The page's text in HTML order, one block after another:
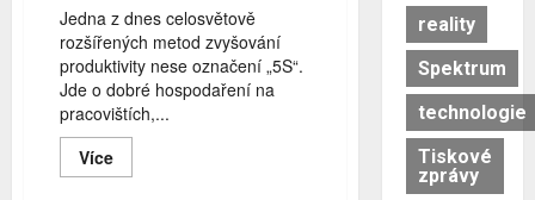
Jedna z dnes celosvětově
rozšířených metod zvyšování
produktivity nese označení „5S“.
Jde o dobré hospodaření na
pracovištích,...
VíceRead
more
CRM
reality
Spektrum
technologie
Tiskové
zprávy